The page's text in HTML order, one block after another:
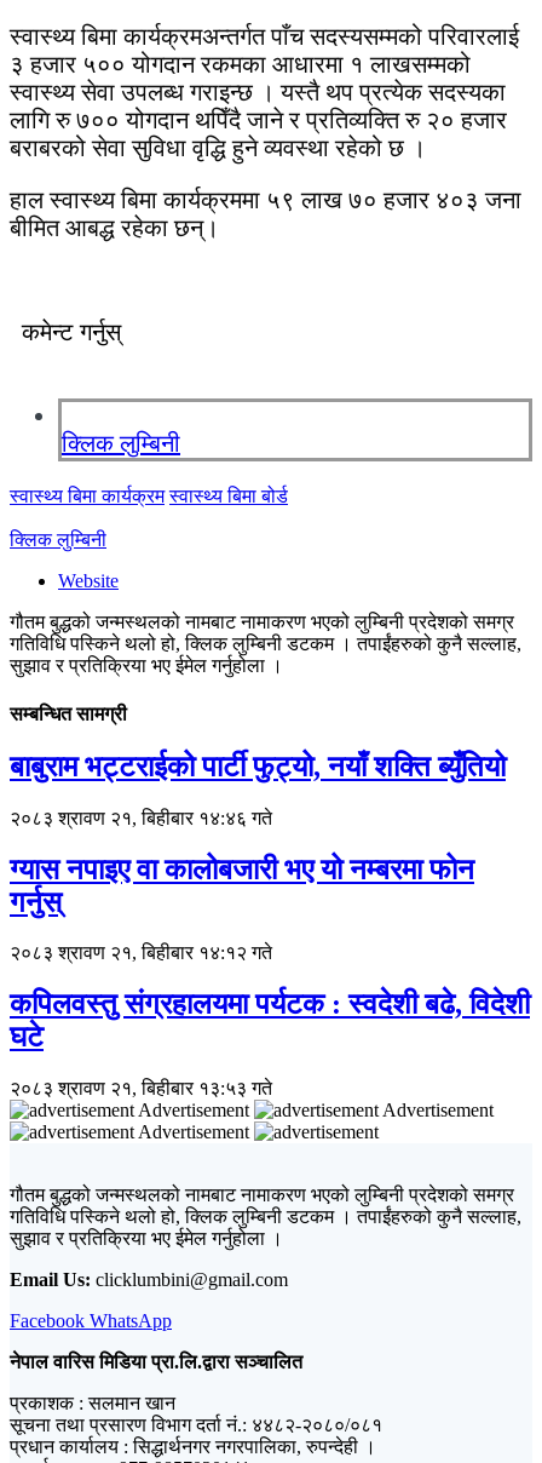
स्वास्थ्य बिमा कार्यक्रमअन्तर्गत पाँच सदस्यसम्मको परिवारलाई
३ हजार ५०० योगदान रकमका आधारमा १ लाखसम्मको
स्वास्थ्य सेवा उपलब्ध गराइन्छ । यस्तै थप प्रत्येक सदस्यका
लागि रु ७०० योगदान थपिँदै जाने र प्रतिव्यक्ति रु २० हजार
बराबरको सेवा सुविधा वृद्धि हुने व्यवस्था रहेको छ ।
हाल स्वास्थ्य बिमा कार्यक्रममा ५९ लाख ७० हजार ४०३ जना
बीमित आबद्ध रहेका छन्।
कमेन्ट गर्नुस्
क्लिक लुम्बिनी
स्वास्थ्य बिमा कार्यक्रम स्वास्थ्य बिमा बोर्ड
क्लिक लुम्बिनी
Website
गौतम बुद्धको जन्मस्थलको नामबाट नामाकरण भएको लुम्बिनी प्रदेशको समग्र
गतिविधि पस्किने थलो हो, क्लिक लुम्बिनी डटकम । तपाईंहरुको कुनै सल्लाह,
सुझाव र प्रतिक्रिया भए ईमेल गर्नुहोला ।
सम्बन्धित सामग्री
बाबुराम भट्टराईको पार्टी फुट्यो, नयाँ शक्ति ब्युँतियो
२०८३ श्रावण २१, बिहीबार १४:४६ गते
ग्यास नपाइए वा कालोबजारी भए यो नम्बरमा फोन
गर्नुस्
२०८३ श्रावण २१, बिहीबार १४:१२ गते
कपिलवस्तु संग्रहालयमा पर्यटक : स्वदेशी बढे, विदेशी
घटे
२०८३ श्रावण २१, बिहीबार १३:५३ गते
Advertisement
Advertisement
Advertisement
गौतम बुद्धको जन्मस्थलको नामबाट नामाकरण भएको लुम्बिनी प्रदेशको समग्र
गतिविधि पस्किने थलो हो, क्लिक लुम्बिनी डटकम । तपाईंहरुको कुनै सल्लाह,
सुझाव र प्रतिक्रिया भए ईमेल गर्नुहोला ।
Email Us: clicklumbini@gmail.com
Facebook WhatsApp
नेपाल वारिस मिडिया प्रा.लि.द्वारा सञ्चालित
प्रकाशक : सलमान खान
सूचना तथा प्रसारण विभाग दर्ता नं.: ४४८२-२०८०/०८१
प्रधान कार्यालय : सिद्धार्थनगर नगरपालिका, रुपन्देही ।